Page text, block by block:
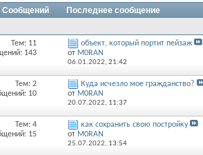
Сообщений
Последнее сообщение
Тем: 11
143
объект, который портит пейзаж
от M0RAN
06.01.2022, 21:42
Тем: 2
10
Куда исчезло мое гражданство?
от M0RAN
20.07.2022, 11:37
Тем: 4
15
как сохранить свою постройку
от M0RAN
25.07.2022, 13:54